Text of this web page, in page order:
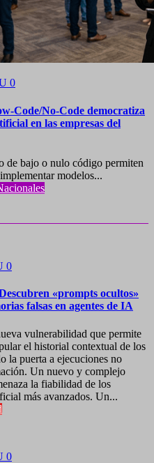
0
Code/No-Code democratiza
en las empresas del
de bajo o nulo código permiten
modelos...
0
«prompts ocultos»
falsas en agentes de IA
vulnerabilidad que permite
el historial contextual de los
la puerta a ejecuciones no
Un nuevo y complejo
la fiabilidad de los
más avanzados. Un...
0